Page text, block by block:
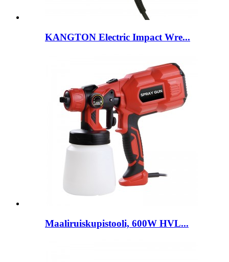
KANGTON Electric Impact Wre...
Maaliruiskupistooli, 600W HVL...